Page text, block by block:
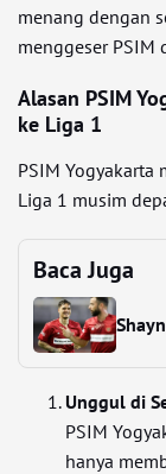
menang dengan
menggeser PSIM
Alasan PSIM
ke Liga 1
PSIM
Liga 1 musim
Baca Juga
Unggul di
PSIM
hanya